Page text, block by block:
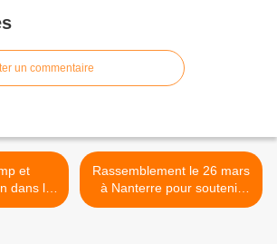
un commentaire
dans la
Rassemblement le 26 mars
à Nanterre pour soutenir
Amar Lagha >